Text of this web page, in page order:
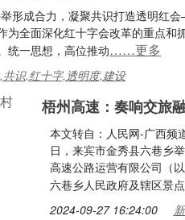
形成合力，凝聚共识打造透明红
为全面深化红十字会改革的重点
统一思想，高位推动……更多
识,红十字,透明度,建设
梧州高速：奏响交旅
本文转自：人民网-广西频
日，来宾市金秀县六巷乡
高速公路运营有限公司（
六巷乡人民政府及辖区景
2024-09-27 16:24:00